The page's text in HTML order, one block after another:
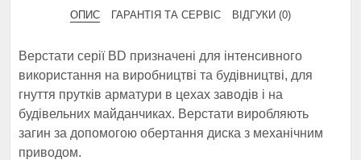
ОПИС ГАРАНТІЯ ТА СЕРВІС ВІДГУКИ (0)
Верстати серії BD призначені для інтенсивного
використання на виробництві та будівництві, для
гнуття прутків арматури в цехах заводів і на
будівельних майданчиках. Верстати виробляють
загин за допомогою обертання диска з механічним
приводом.